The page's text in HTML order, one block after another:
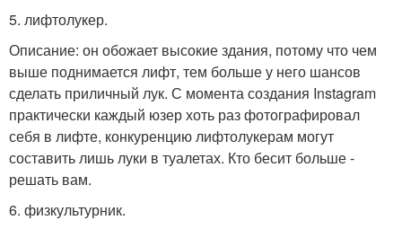
5. лифтолукер.
Описание: он обожает высокие здания, потому что чем
выше поднимается лифт, тем больше у него шансов
сделать приличный лук. С момента создания Instagram
практически каждый юзер хоть раз фотографировал
себя в лифте, конкуренцию лифтолукерам могут
составить лишь луки в туалетах. Кто бесит больше -
решать вам.
6. физкультурник.